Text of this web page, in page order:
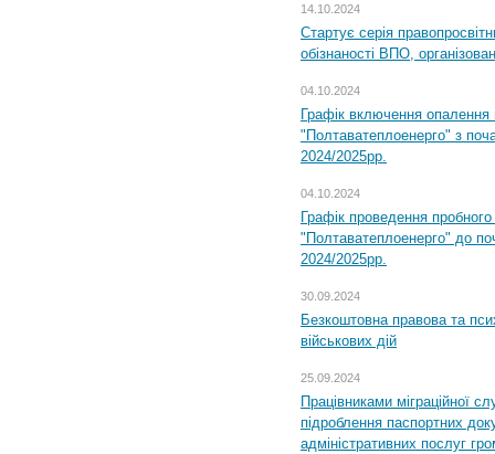
14.10.2024
Стартує серія
обізнаності ВПО,
04.10.2024
Графік включення
"Полтаватеплоенерго" з
2024/2025рр.
04.10.2024
Графік проведення
"Полтаватеплоенерго" до
2024/2025рр.
30.09.2024
Безкоштовна правова та
військових дій
25.09.2024
Працівниками міграційної
підроблення паспортних
адміністративних послуг